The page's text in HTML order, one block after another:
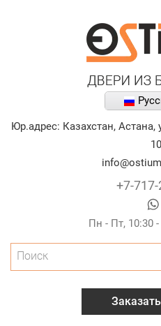
Юр.адрес: Казахстан, Астана,
10
+7-
Пн - Пт, 10:30
Поиск